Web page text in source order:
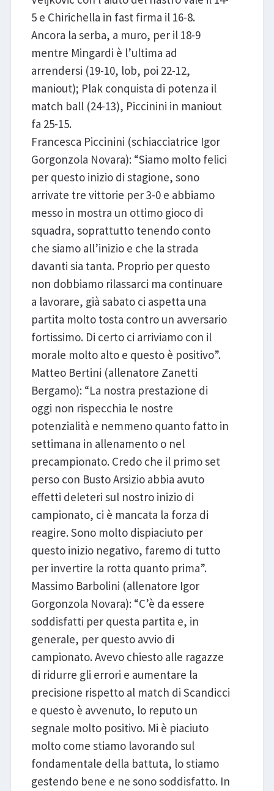
5 e Chirichella in fast firma il 16-8.
Ancora la serba, a muro, per il 18-9
mentre Mingardi è l’ultima ad
arrendersi (19-10, lob, poi 22-12,
maniout); Plak conquista di potenza il
match ball (24-13), Piccinini in maniout
fa 25-15.
Francesca Piccinini (schiacciatrice Igor
Gorgonzola Novara): “Siamo molto felici
per questo inizio di stagione, sono
arrivate tre vittorie per 3-0 e abbiamo
messo in mostra un ottimo gioco di
squadra, soprattutto tenendo conto
che siamo all’inizio e che la strada
davanti sia tanta. Proprio per questo
non dobbiamo rilassarci ma continuare
a lavorare, già sabato ci aspetta una
partita molto tosta contro un avversario
fortissimo. Di certo ci arriviamo con il
morale molto alto e questo è positivo”.
Matteo Bertini (allenatore Zanetti
Bergamo): “La nostra prestazione di
oggi non rispecchia le nostre
potenzialità e nemmeno quanto fatto in
settimana in allenamento o nel
precampionato. Credo che il primo set
perso con Busto Arsizio abbia avuto
effetti deleteri sul nostro inizio di
campionato, ci è mancata la forza di
reagire. Sono molto dispiaciuto per
questo inizio negativo, faremo di tutto
per invertire la rotta quanto prima”.
Massimo Barbolini (allenatore Igor
Gorgonzola Novara): “C’è da essere
soddisfatti per questa partita e, in
generale, per questo avvio di
campionato. Avevo chiesto alle ragazze
di ridurre gli errori e aumentare la
precisione rispetto al match di Scandicci
e questo è avvenuto, lo reputo un
segnale molto positivo. Mi è piaciuto
molto come stiamo lavorando sul
fondamentale della battuta, lo stiamo
gestendo bene e ne sono soddisfatto. In